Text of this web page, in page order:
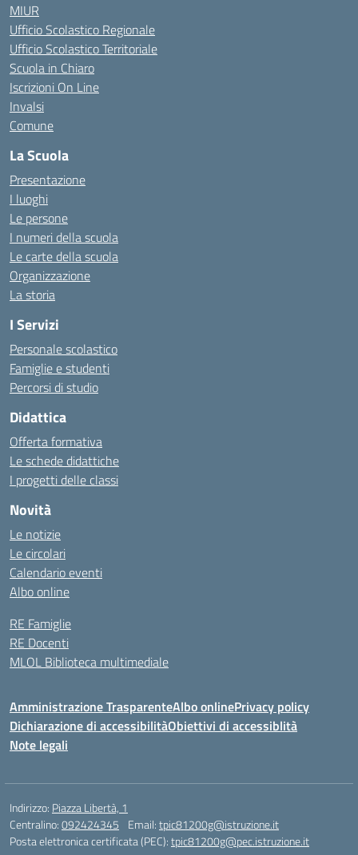
MIUR
Ufficio Scolastico Regionale
Ufficio Scolastico Territoriale
Scuola in Chiaro
Iscrizioni On Line
Invalsi
Comune
La Scuola
Presentazione
I luoghi
Le persone
I numeri della scuola
Le carte della scuola
Organizzazione
La storia
I Servizi
Personale scolastico
Famiglie e studenti
Percorsi di studio
Didattica
Offerta formativa
Le schede didattiche
I progetti delle classi
Novità
Le notizie
Le circolari
Calendario eventi
Albo online
RE Famiglie
RE Docenti
MLOL Biblioteca multimediale
Amministrazione TrasparenteAlbo onlinePrivacy policy
Dichiarazione di accessibilitàObiettivi di accessiblità
Note legali
Indirizzo: Piazza Libertà, 1
Centralino:092424345 Email:tpic81200g@istruzione.it
Posta elettronica certificata (PEC):tpic81200g@pec.istruzione.it